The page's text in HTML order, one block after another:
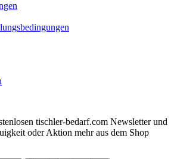
tischler-bedarf.com Newsletter und
oder Aktion mehr aus dem Shop